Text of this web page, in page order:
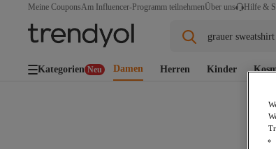
Meine CouponsAm Influencer-Programm teilnehmenÜber uns Hilfe &
grauer sweatshirt
Kategorien Neu Damen Herren Kinder